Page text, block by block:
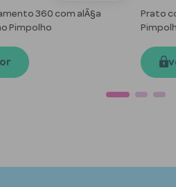
360 com alÃ§a
Pimpolho
Prato